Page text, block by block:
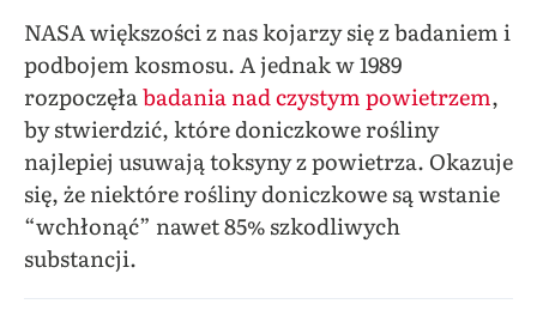
NASA większości z nas kojarzy się z badaniem i
podbojem kosmosu. A jednak w 1989
rozpoczęłabadania nad czystym powietrzem,
by stwierdzić, które doniczkowe rośliny
najlepiej usuwają toksyny z powietrza. Okazuje
się, że niektóre rośliny doniczkowe są wstanie
“wchłonąć” nawet 85% szkodliwych
substancji.